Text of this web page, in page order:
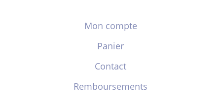
Mon compte
Panier
Contact
Remboursements